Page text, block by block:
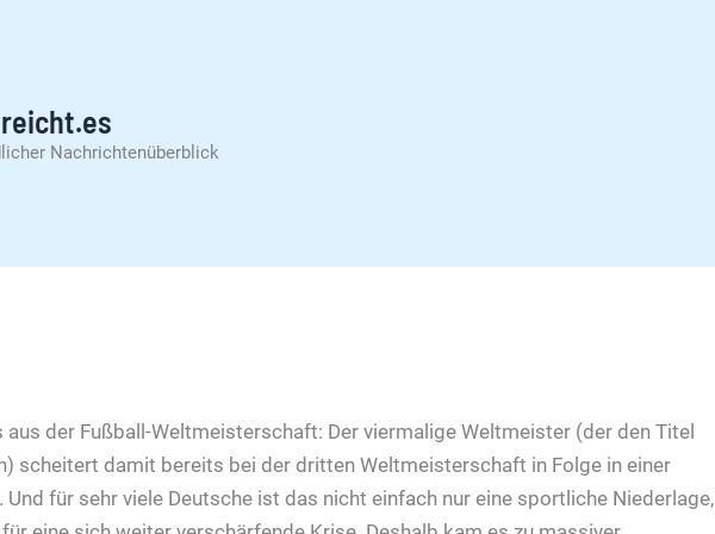
Nachrichtenüberblick
aus der Fußball-Weltmeisterschaft: Der viermalige Weltmeister (der den Titel
scheitert damit bereits bei der dritten Weltmeisterschaft in Folge in einer
Und für sehr viele Deutsche ist das nicht einfach nur eine sportliche Niederlage,